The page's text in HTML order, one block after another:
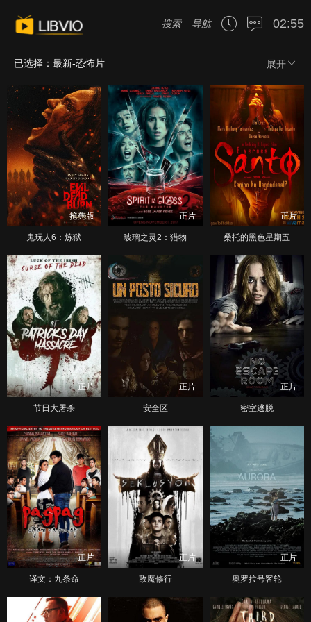
搜索 导航 02:55
展开
已选择：最新-恐怖片
抢先版
鬼玩人6：炼狱
正片
玻璃之灵2：猎物
正片
桑托的黑色星期五
正片
节日大屠杀
正片
安全区
正片
密室逃脱
正片
译文：九条命
正片
敌魔修行
正片
奥罗拉号客轮